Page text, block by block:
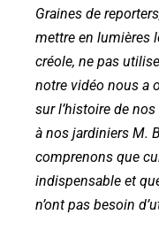
Graines de
mettre en lumières
créole, ne pas
notre vidéo nous a
sur l’histoire de
à nos jardiniers M.
comprenons que
indispensable et
n’ont pas besoin